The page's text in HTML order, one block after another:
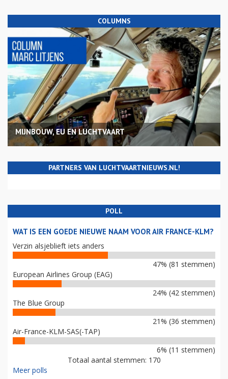
COLUMNS
MIJNBOUW, EU EN LUCHTVAART
PARTNERS VAN LUCHTVAARTNIEUWS.NL!
POLL
WAT IS EEN GOEDE NIEUWE NAAM VOOR AIR FRANCE-KLM?
Verzin alsjeblieft iets anders
47% (81 stemmen)
European Airlines Group (EAG)
24% (42 stemmen)
The Blue Group
21% (36 stemmen)
Air-France-KLM-SAS(-TAP)
6% (11 stemmen)
Totaal aantal stemmen: 170
Meer polls